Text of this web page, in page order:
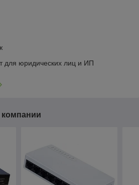
для юридических лиц и ИП